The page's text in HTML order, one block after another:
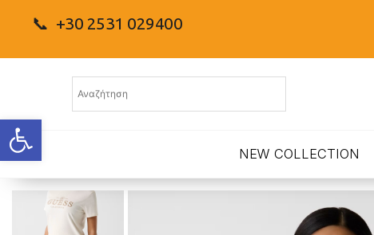
Ανοίξτε τη γραμμή εργαλείων
📞 +30 2531 029400
NEW COLLECTION